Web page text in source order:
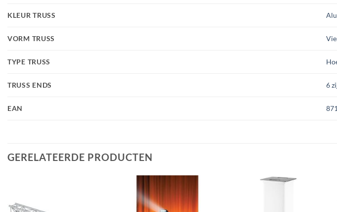
KLEUR TRUSS
VORM TRUSS
TYPE TRUSS
TRUSS ENDS 6
EAN
GERELATEERDE PRODUCTEN